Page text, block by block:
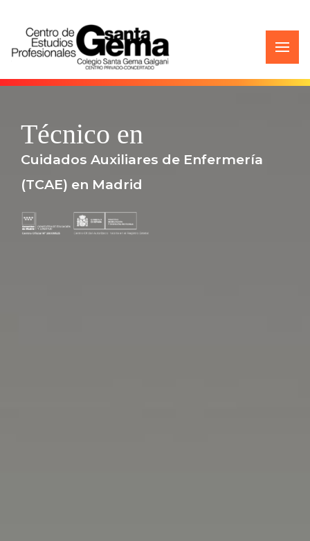
Técnico en
Cuidados Auxiliares de Enfermería
(TCAE) en Madrid